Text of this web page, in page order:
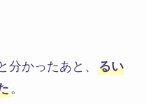
分かったあと、 るい
。